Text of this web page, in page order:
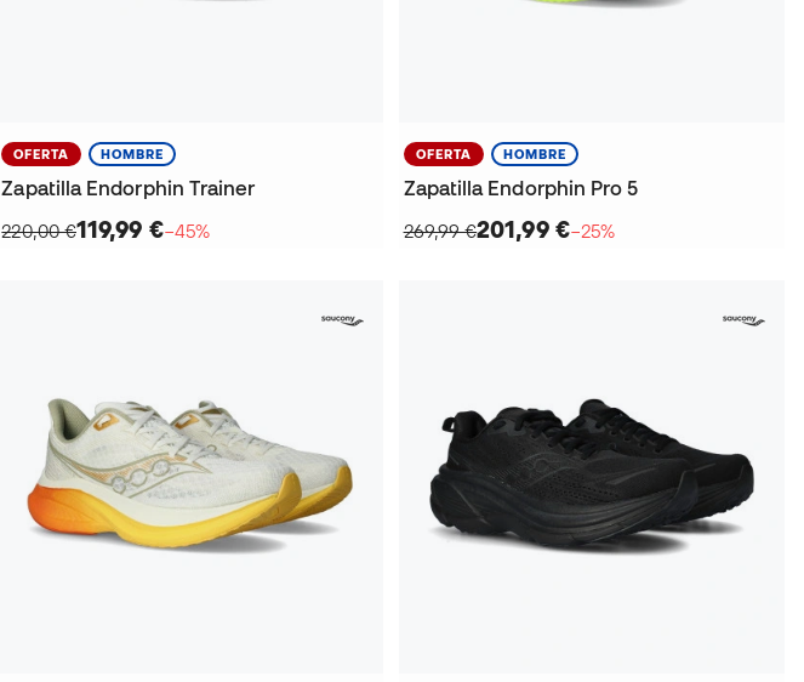
OFERTA HOMBRE
Zapatilla Endorphin Trainer
220,00 €119,99 €−45%
OFERTA HOMBRE
Zapatilla Endorphin Pro 5
269,99 €201,99 €−25%